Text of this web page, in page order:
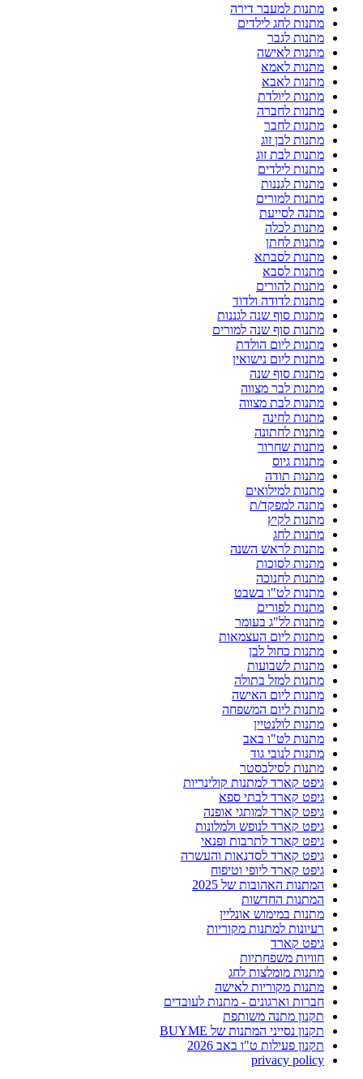
מתנות למעבר דירה
מתנות לחג לילדים
מתנות לגבר
מתנות לאישה
מתנות לאמא
מתנות לאבא
מתנות ליולדת
מתנות לחברה
מתנות לחבר
מתנות לבן זוג
מתנות לבת זוג
מתנות לילדים
מתנות לגננות
מתנות למורים
מתנה לסייעת
מתנות לכלה
מתנות לחתן
מתנות לסבתא
מתנות לסבא
מתנות להורים
מתנות לדודה ולדוד
מתנות סוף שנה לגננות
מתנות סוף שנה למורים
מתנות ליום הולדת
מתנות ליום נישואין
מתנות סוף שנה
מתנות לבר מצווה
מתנות לבת מצווה
מתנות לחינה
מתנות לחתונה
מתנות שחרור
מתנות גיוס
מתנות תודה
מתנות למילואים
מתנה למפקד/ת
מתנות לקיץ
מתנות לחג
מתנות לראש השנה
מתנות לסוכות
מתנות לחנוכה
מתנות לט"ו בשבט
מתנות לפורים
מתנות לל"ג בעומר
מתנות ליום העצמאות
מתנות כחול לבן
מתנות לשבועות
מתנות למזל בתולה
מתנות ליום האישה
מתנות ליום המשפחה
מתנות לולנטיין
מתנות לט"ו באב
מתנות לנובי גוד
מתנות לסילבסטר
גיפט קארד למתנות קולינריות
גיפט קארד לבתי ספא
גיפט קארד למותגי אופנה
גיפט קארד לנופש ולמלונות
גיפט קארד לתרבות ופנאי
גיפט קארד לסדנאות והעשרה
גיפט קארד ליופי וטיפוח
המתנות האהובות של 2025
המתנות החדשות
מתנות במימוש אונליין
רעיונות למתנות מקוריות
גיפט קארד
חוויות משפחתיות
מתנות מומלצות לחג
מתנות מקוריות לאישה
חברות וארגונים - מתנות לעובדים
תקנון מתנה משותפת
תקנון נסייני המתנות של BUYME
תקנון פעילות ט"ו באב 2026
privacy policy